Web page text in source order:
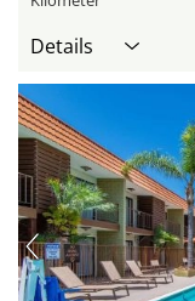
Details